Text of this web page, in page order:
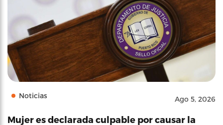
Noticias Ago 5, 2026
Mujer es declarada culpable por causar la